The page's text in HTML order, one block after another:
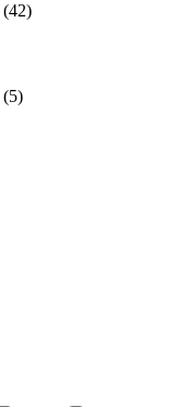
(42)
(5)